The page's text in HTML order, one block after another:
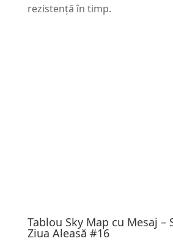
rezistență în timp.
Tablou Sky Map cu Mesaj –
Ziua Aleasă #16